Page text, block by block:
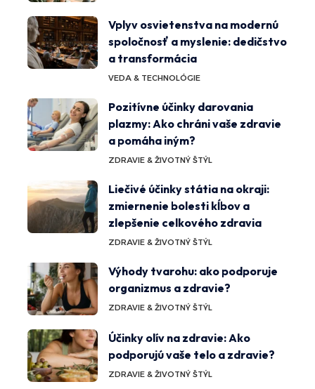
Vplyv osvietenstva na modernú
spoločnosť a myslenie: dedičstvo
a transformácia
VEDA & TECHNOLÓGIE
Pozitívne účinky darovania
plazmy: Ako chráni vaše zdravie
a pomáha iným?
ZDRAVIE & ŽIVOTNÝ ŠTÝL
Liečivé účinky státia na okraji:
zmiernenie bolesti kĺbov a
zlepšenie celkového zdravia
ZDRAVIE & ŽIVOTNÝ ŠTÝL
Výhody tvarohu: ako podporuje
organizmus a zdravie?
ZDRAVIE & ŽIVOTNÝ ŠTÝL
Účinky olív na zdravie: Ako
podporujú vaše telo a zdravie?
ZDRAVIE & ŽIVOTNÝ ŠTÝL